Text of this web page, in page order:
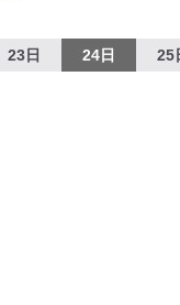
23日 24日 25